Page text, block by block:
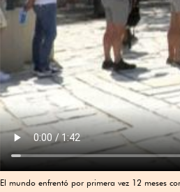
El mundo enfrentó por primera vez 12 meses